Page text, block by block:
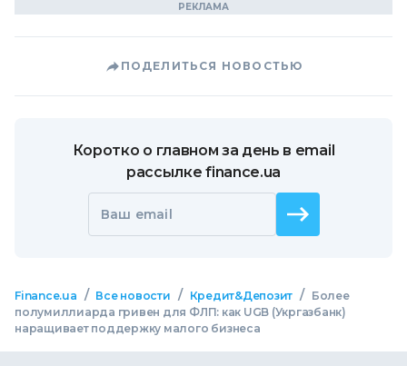
ПОДЕЛИТЬСЯ НОВОСТЬЮ
Коротко о главном за день в email
рассылке finance.ua
Ваш email
Finance.ua / Все новости / Кредит&Депозит /
Более
полумиллиарда гривен для ФЛП: как UGB (Укргазбанк)
наращивает поддержку малого бизнеса